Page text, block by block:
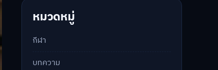
หมวดหมู่
กีฬา
บทความ